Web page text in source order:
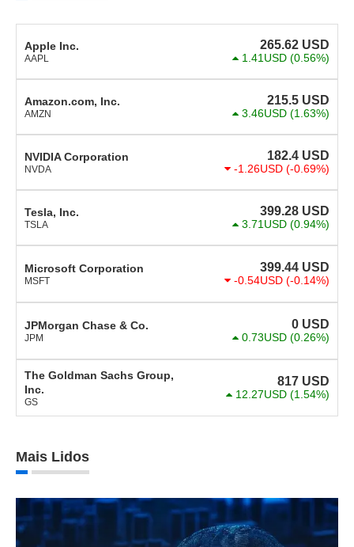
Apple Inc.
AAPL
265.62 USD
1.41USD (0.56%)
Amazon.com, Inc.
AMZN
215.5 USD
3.46USD (1.63%)
NVIDIA Corporation
NVDA
182.4 USD
-1.26USD (-0.69%)
Tesla, Inc.
TSLA
399.28 USD
3.71USD (0.94%)
Microsoft Corporation
MSFT
399.44 USD
-0.54USD (-0.14%)
JPMorgan Chase & Co.
JPM
0 USD
0.73USD (0.26%)
The Goldman Sachs Group,
Inc.
GS
817 USD
12.27USD (1.54%)
Mais Lidos